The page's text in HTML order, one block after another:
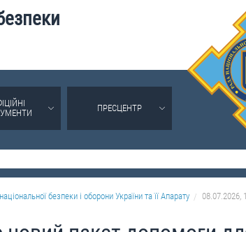
ПРЕСЦЕНТР
безпеки і оборони України та її Апарату 08.07.2026,